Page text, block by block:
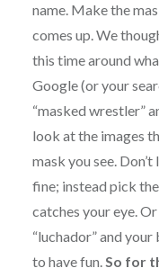
name. Make the
comes up. We
this time around
Google (or your
“masked wrestler”
look at the images
mask you see.
fine; instead pick
catches your eye.
“luchador” and
to have fun.So for